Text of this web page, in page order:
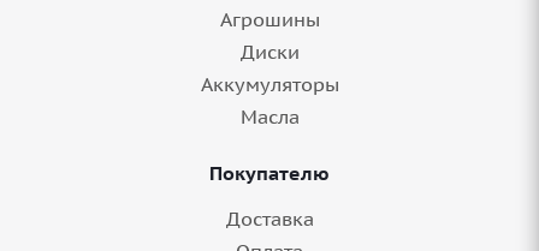
Агрошины
Диски
Аккумуляторы
Масла
Покупателю
Доставка